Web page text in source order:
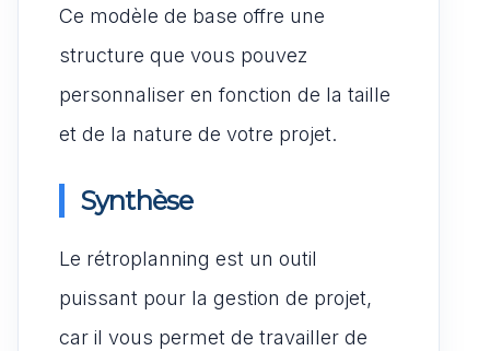
Ce modèle de base offre une
structure que vous pouvez
personnaliser en fonction de la taille
et de la nature de votre projet.
Synthèse
Le rétroplanning est un outil
puissant pour la gestion de projet,
car il vous permet de travailler de